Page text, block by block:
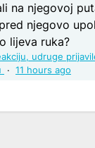
na njegovoj
njegovo
lijeva ruka?
udruge
· 11 hours ago